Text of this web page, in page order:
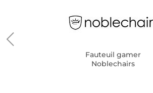
Fauteuil gamer
Noblechairs